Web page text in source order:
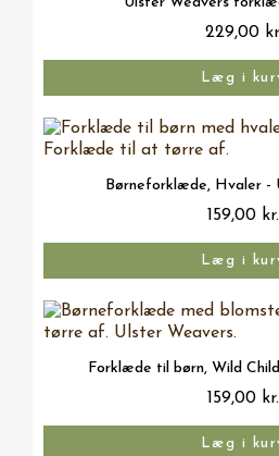
229,00
Læg i
Vis her
Børneforklæde, Hvaler -
159,00 kr.
Læg i
Vis her
Forklæde til børn, Wild
159,00 kr.
Læg i